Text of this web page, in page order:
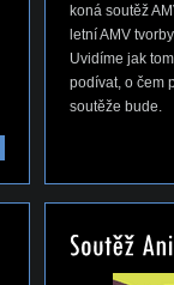
koná soutěž
letní AMV
Uvidíme jak
podívat, o čem
soutěže bude.